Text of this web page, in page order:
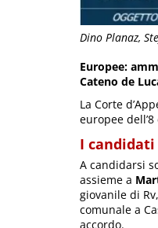
Dino Planaz,
Europee:
Cateno de
La Corte
europee
I candidati
A candidarsi
assieme a
giovanile di
comunale a
accordo.